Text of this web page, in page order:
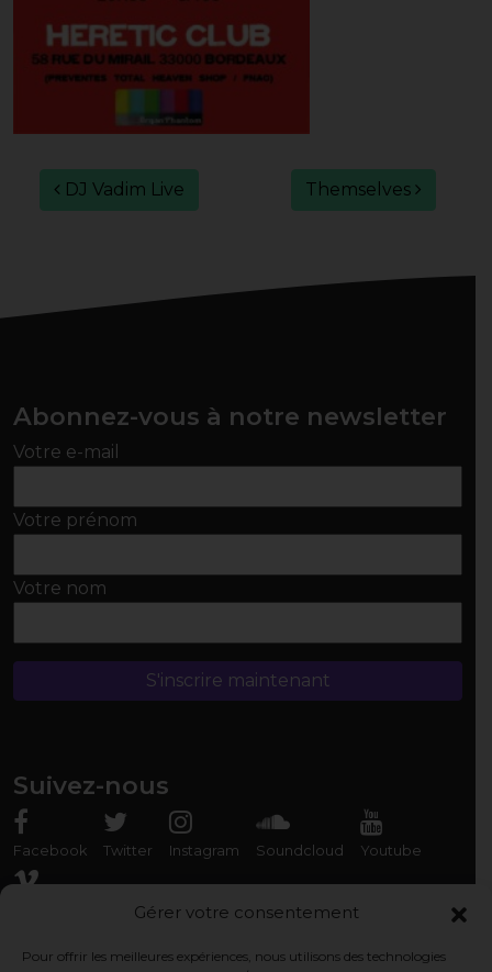
Gérer votre consentement
Pour offrir les meilleures expériences, nous utilisons des technologies
Navigation des articles
DJ Vadim Live Themselves
Abonnez-vous à notre newsletter
Votre e-mail
Votre prénom
Votre nom
Suivez-nous
Facebook Twitter Instagram Soundcloud Youtube